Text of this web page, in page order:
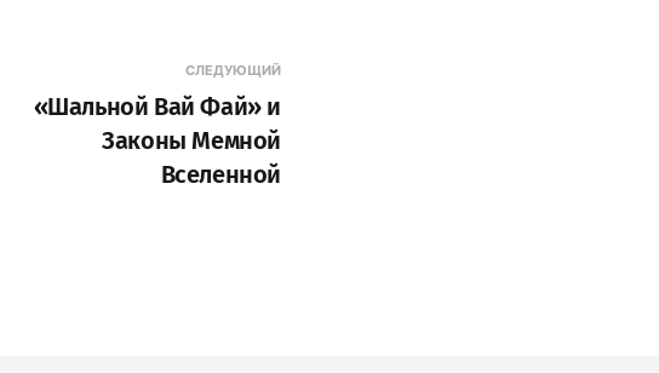
СЛЕДУЮЩИЙ
«Шальной Вай Фай» и
Законы Мемной
Вселенной